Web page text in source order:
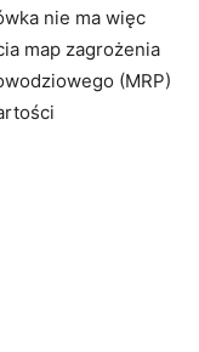
nie ma więc
map zagrożenia
(MRP)